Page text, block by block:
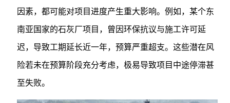
因素，都可能对项目进度产生重大影响。例如，某个东
南亚国家的石灰厂项目，曾因环保抗议与施工许可延
迟，导致工期延长近一年，预算严重超支。这些潜在风
险若未在预算阶段充分考虑，极易导致项目中途停滞甚
至失败。